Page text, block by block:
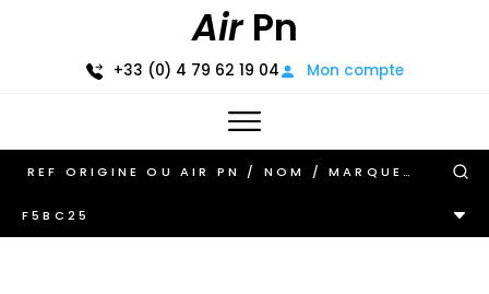
AirPn
+33 (0) 4 79 62 19 04 Mon compte
F5BC25